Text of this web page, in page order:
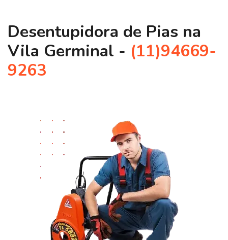
Desentupidora de Pias na
Vila Germinal - (11)94669-
9263